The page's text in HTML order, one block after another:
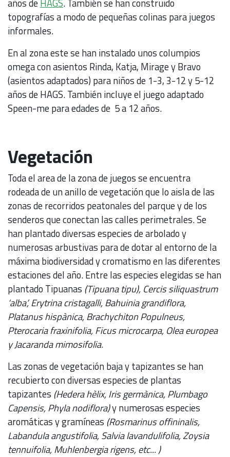
años deHAGS. También se han construido
topografías a modo de pequeñas colinas para juegos
informales.
En al zona este se han instalado unos columpios
omega con asientos Rinda, Katja, Mirage y Bravo
(asientos adaptados) para niños de 1-3, 3-12 y 5-12
años de HAGS. También incluye el juego adaptado
Speen-me para edades de 5 a 12 años.
Vegetación
Toda el area de la zona de juegos se encuentra
rodeada de un anillo de vegetación que lo aisla de las
zonas de recorridos peatonales del parque y de los
senderos que conectan las calles perimetrales. Se
han plantado diversas especies de arbolado y
numerosas arbustivas para de dotar al entorno de la
máxima biodiversidad y cromatismo en las diferentes
estaciones del año. Entre las especies elegidas se han
plantado Tipuanas (Tipuana tipu), Cercis siliquastrum
‘alba’, Erytrina cristagalli, Bahuinia grandiflora,
Platanus hispànica, Brachychiton Populneus,
Pterocaria fraxinifolia, Ficus microcarpa, Olea europea
y Jacaranda mimosifolia.
Las zonas de vegetación baja y tapizantes se han
recubierto con diversas especies de plantas
tapizantes (Hedera hèlix, Iris germànica, Plumbago
Capensis, Phyla nodiflora)y numerosas especies
aromáticas y gramíneas (Rosmarinus offininalis,
Labandula angustifolia, Salvia lavandulifolia, Zoysia
tennuifolia, Muhlenbergia rigens, etc... )